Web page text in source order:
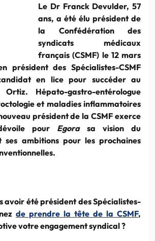
Le Dr Franck Devulder, 57
ans, a été élu président de
la Confédération des
syndicats médicaux
français (CSMF) le 12 mars
président des Spécialistes-CSMF
en lice pour succéder au
Hépato-gastro-entérologue
et maladies inflammatoires
président de la CSMF exerce
pour Egorasa vision du
ses ambitions pour les prochaines
avoir été président des Spécialistes-
de prendre la tête de la CSMF,
votre engagement syndical ?